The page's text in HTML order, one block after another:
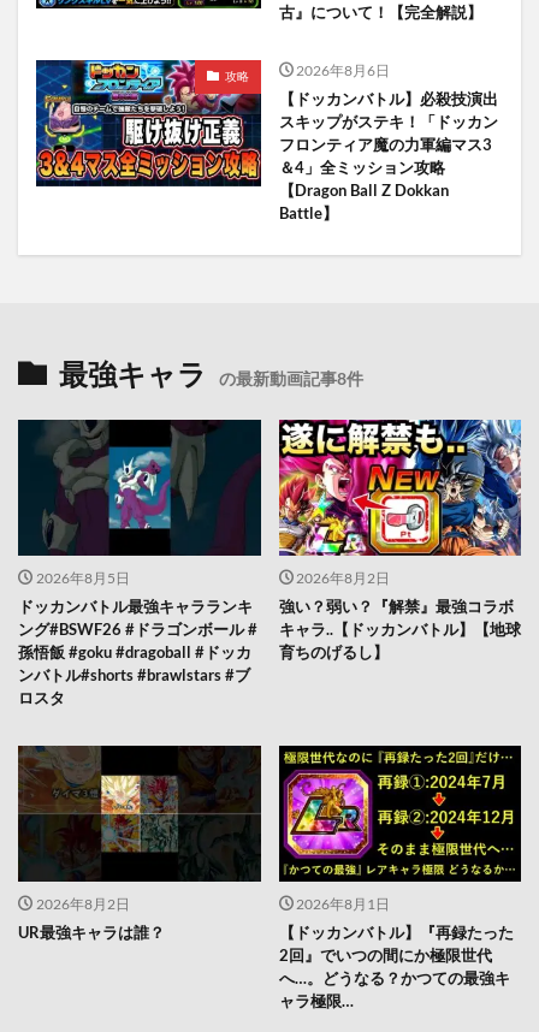
古』について！【完全解説】
攻略 2026年8月6日
【ドッカンバトル】必殺技演出
スキップがステキ！「ドッカン
フロンティア魔の力軍編マス3
＆4」全ミッション攻略
【Dragon Ball Z Dokkan
Battle】
最強キャラ の最新動画記事8件
2026年8月5日
ドッカンバトル最強キャラランキ
ング#BSWF26 #ドラゴンボール #
孫悟飯 #goku #dragoball #ドッカ
ンバトル#shorts #brawlstars #ブ
ロスタ
2026年8月2日
強い？弱い？『解禁』最強コラボ
キャラ..【ドッカンバトル】【地球
育ちのげるし】
2026年8月2日
UR最強キャラは誰？
2026年8月1日
【ドッカンバトル】『再録たった
2回』でいつの間にか極限世代
へ…。どうなる？かつての最強キ
ャラ極限…